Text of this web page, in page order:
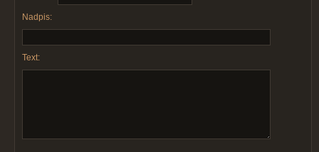
Nadpis:
Text: